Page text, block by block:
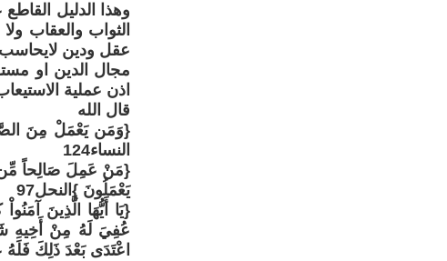
وهذا الدليل
الثواب والعقاب
عقل ودين لايحاسب
مجال الدين او
اذن عملية
قال الله
{وَمَن يَعْمَلْ مِنَ
النساء124
{مَنْ عَمِلَ صَالِحاً مِّن
يَعْمَلُونَ }النحل97
{يَا أَيُّهَا الَّذِينَ
عُفِيَ لَهُ مِنْ أَخِيهِ
اعْتَدَى بَعْدَ ذَلِكَ فَلَهُ